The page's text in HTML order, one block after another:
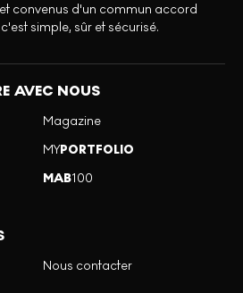
convenus d'un commun accord
simple, sûr et sécurisé.
AVEC NOUS
Magazine
MYPORTFOLIO
MAB100
Nous contacter